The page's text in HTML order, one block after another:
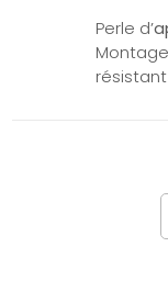
Perle d’
résistant